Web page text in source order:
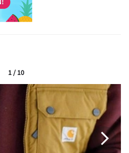
1 / 10